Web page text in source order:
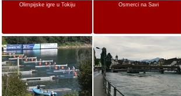
Olimpijske igre u Tokiju Osmerci na Savi